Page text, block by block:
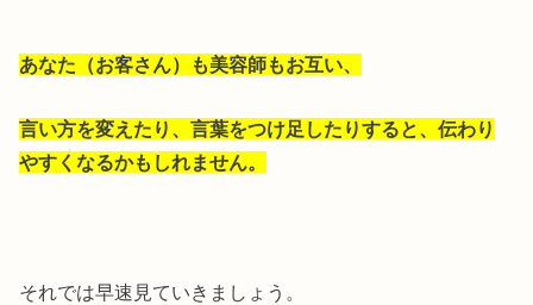
あなた（お客さん）も美容師もお互い、
言い方を変えたり、言葉をつけ足したりすると、伝わり
やすくなるかもしれません。
それでは早速見ていきましょう。